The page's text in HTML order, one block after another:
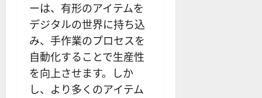
ーは、有形のアイテムを
デジタルの世界に持ち込
み、手作業のプロセスを
自動化することで生産性
を向上させます。しか
し、より多くのアイテム